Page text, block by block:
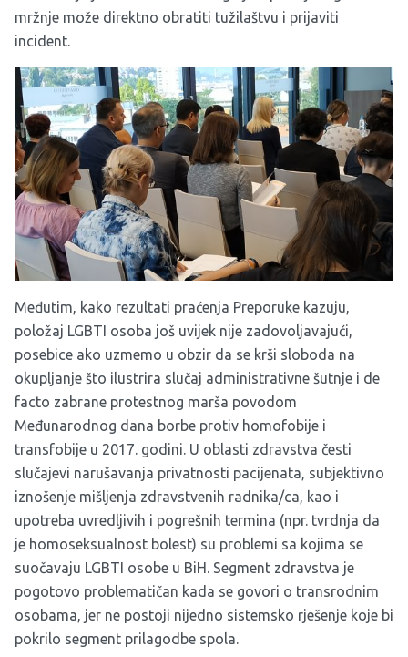
mržnje može direktno obratiti tužilaštvu i prijaviti
incident.
Međutim, kako rezultati praćenja Preporuke kazuju,
položaj LGBTI osoba još uvijek nije zadovoljavajući,
posebice ako uzmemo u obzir da se krši sloboda na
okupljanje što ilustrira slučaj administrativne šutnje i de
facto zabrane protestnog marša povodom
Međunarodnog dana borbe protiv homofobije i
transfobije u 2017. godini. U oblasti zdravstva česti
slučajevi narušavanja privatnosti pacijenata, subjektivno
iznošenje mišljenja zdravstvenih radnika/ca, kao i
upotreba uvredljivih i pogrešnih termina (npr. tvrdnja da
je homoseksualnost bolest) su problemi sa kojima se
suočavaju LGBTI osobe u BiH. Segment zdravstva je
pogotovo problematičan kada se govori o transrodnim
osobama, jer ne postoji nijedno sistemsko rješenje koje bi
pokrilo segment prilagodbe spola.